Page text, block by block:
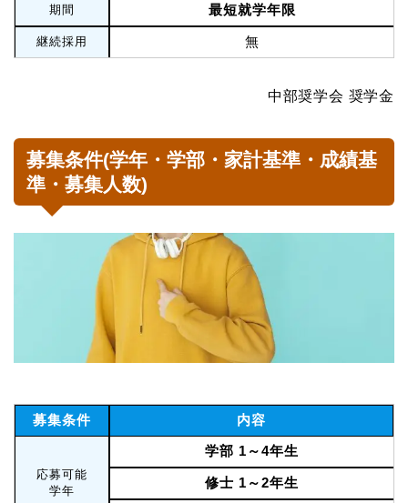
期間 最短就学年限
継続採用 無
中部奨学会 奨学金
募集条件(学年・学部・家計基準・成績基
準・募集人数)
募集条件 内容
応募可能
学年
学部 1～4年生
修士 1～2年生